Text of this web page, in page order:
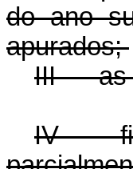
do ano
apurados;
III - as
IV -